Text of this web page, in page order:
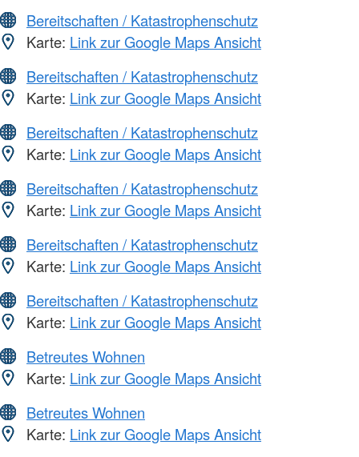
Bereitschaften / Katastrophenschutz
Karte: Link zur Google Maps Ansicht
Bereitschaften / Katastrophenschutz
Karte: Link zur Google Maps Ansicht
Bereitschaften / Katastrophenschutz
Karte: Link zur Google Maps Ansicht
Bereitschaften / Katastrophenschutz
Karte: Link zur Google Maps Ansicht
Bereitschaften / Katastrophenschutz
Karte: Link zur Google Maps Ansicht
Bereitschaften / Katastrophenschutz
Karte: Link zur Google Maps Ansicht
Betreutes Wohnen
Karte: Link zur Google Maps Ansicht
Betreutes Wohnen
Karte: Link zur Google Maps Ansicht